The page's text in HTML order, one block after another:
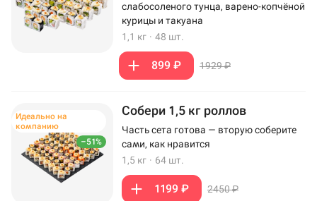
слабосоленого тунца, варено-копчёной
курицы и такуана
1,1 кг · 48 шт.
899 ₽ 1929 ₽
–51%
Идеально на
компанию
Собери 1,5 кг роллов
Часть сета готова — вторую соберите
сами, как нравится
1,5 кг · 64 шт.
1199 ₽ 2450 ₽